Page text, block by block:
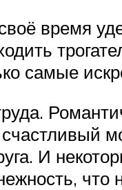
время
самые
И
что